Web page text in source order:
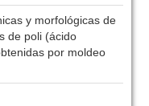
y morfológicas de
de poli (ácido
por moldeo